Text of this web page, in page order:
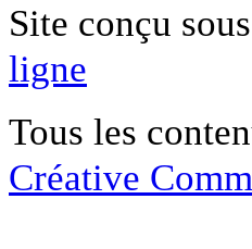
Site conçu sous
ligne
Tous les
Créative